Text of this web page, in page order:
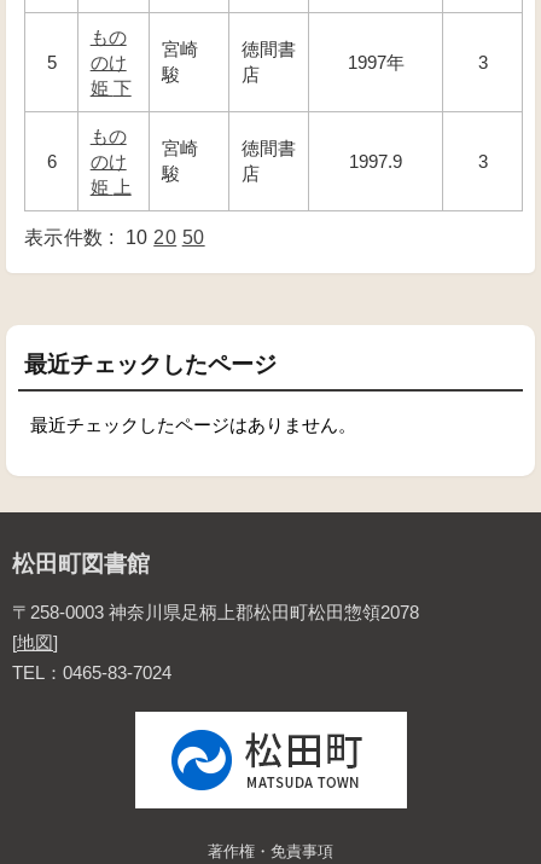
5
もの
のけ
姫 下
宮崎
駿
徳間書
店
1997年 3
6
もの
のけ
姫 上
宮崎
駿
徳間書
店
1997.9 3
10 20 50
最近チェックしたページ
最近チェックしたページはありません。
松田町図書館
〒258-0003 神奈川県足柄上郡松田町松田惣領2078
[地図]
TEL：0465-83-7024
著作権・免責事項